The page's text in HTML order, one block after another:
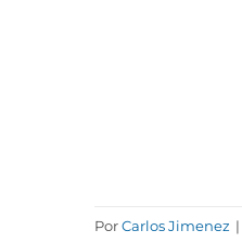
PorCarlos Jimenez |